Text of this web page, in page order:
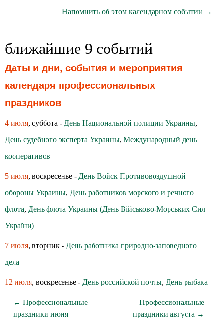
Напомнить об этом календарном событии →
ближайшие 9 событий
Даты и дни, события и мероприятия
календаря профессиональных
праздников
4 июля, суббота - День Национальной полиции Украины,
День судебного эксперта Украины, Международный день
кооперативов
5 июля, воскресенье - День Войск Противовоздушной
обороны Украины, День работников морского и речного
флота, День флота Украины (День Військово-Морських Сил
України)
7 июля, вторник - День работника природно-заповедного
дела
12 июля, воскресенье - День российской почты, День рыбака
← Профессиональные
праздники июня
Профессиональные
праздники августа →